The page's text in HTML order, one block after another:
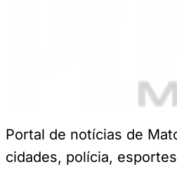
Portal de notícias de
cidades, polícia,